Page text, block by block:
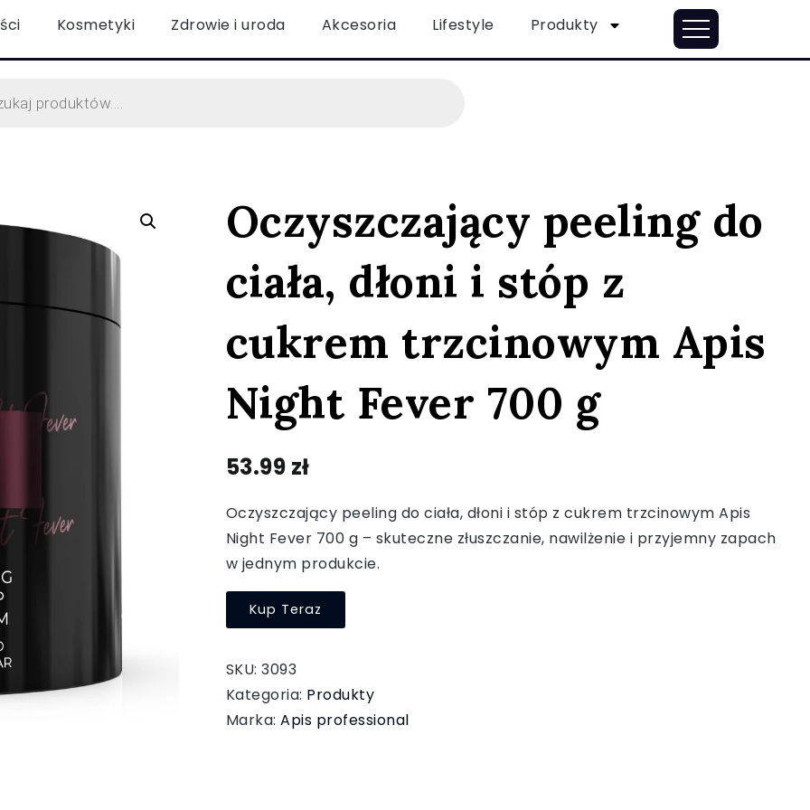
Kosmetyki Zdrowie i uroda Akcesoria Lifestyle Produkty
Oczyszczający peeling do
ciała, dłoni i stóp z
cukrem trzcinowym Apis
Night Fever 700 g
53.99 zł
Oczyszczający peeling do ciała, dłoni i stóp z cukrem trzcinowym Apis
Night Fever 700 g – skuteczne złuszczanie, nawilżenie i przyjemny zapach
w jednym produkcie.
Kup Teraz
SKU:3093
Kategoria: Produkty
Marka:Apis professional